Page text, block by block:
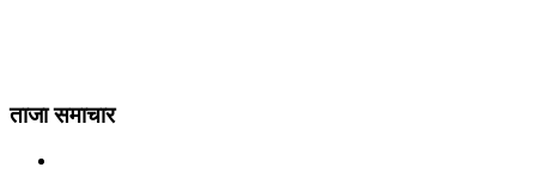
ताजा समाचार